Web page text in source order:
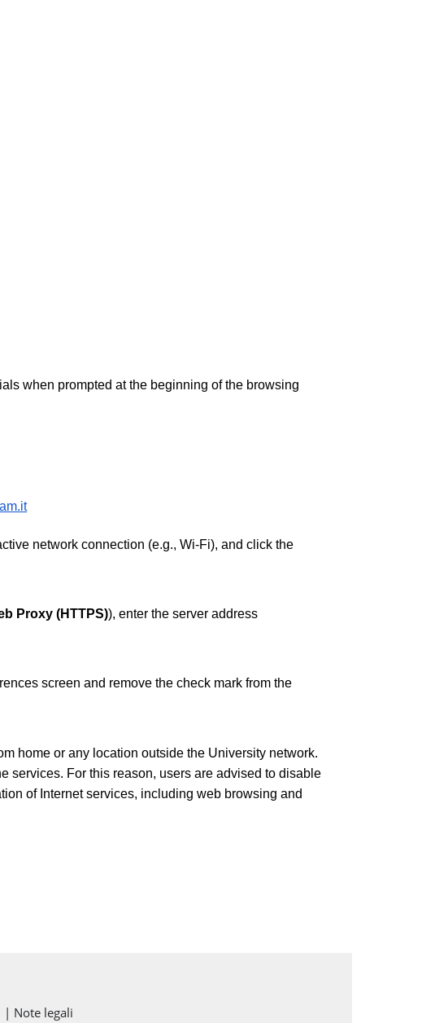
when prompted at the beginning of the browsing
Proxy (HTTPS)), enter the server address
screen and remove the check mark from the
home or any location outside the University network.
services. For this reason, users are advised to disable
of Internet services, including web browsing and
| Note legali